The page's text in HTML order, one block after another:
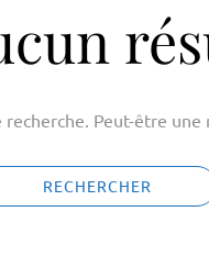
Peut-être une